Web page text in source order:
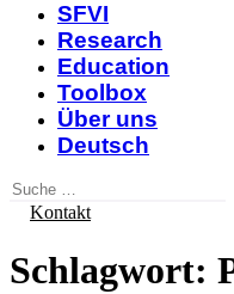
SFVI
Research
Education
Toolbox
Über uns
Deutsch
Kontakt
Schlagwort: